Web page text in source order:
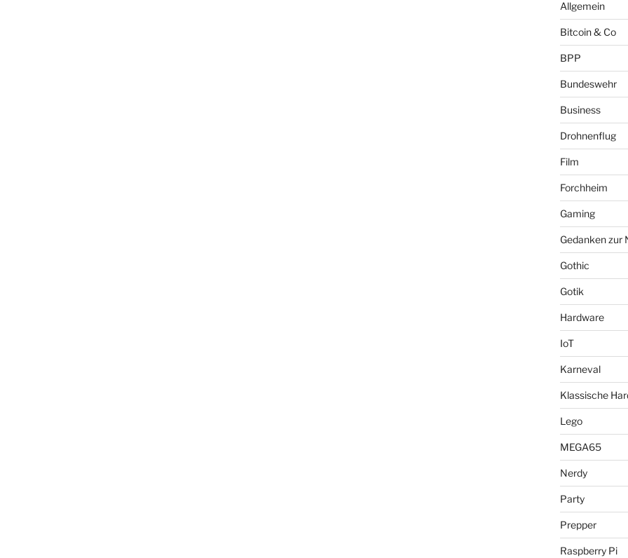
Allgemein
Bitcoin & Co
BPP
Bundeswehr
Business
Drohnenflug
Film
Forchheim
Gaming
Gedanken zur
Gothic
Gotik
Hardware
IoT
Karneval
Klassische
Lego
MEGA65
Nerdy
Party
Prepper
Raspberry Pi